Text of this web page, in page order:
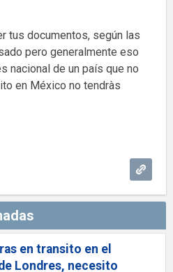
tus documentos, según las
pero generalmente eso
nacional de un país que no
en México no tendràs
en transito en el
Londres, necesito